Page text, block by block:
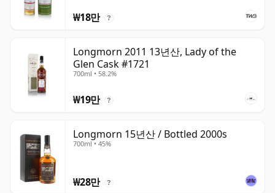
₩18만 ?
Longmorn 2011 13년산, Lady of the
Glen Cask #1721
700ml • 58.2%
₩19만 ?
Longmorn 15년산 / Bottled 2000s
700ml • 45%
₩28만 ?